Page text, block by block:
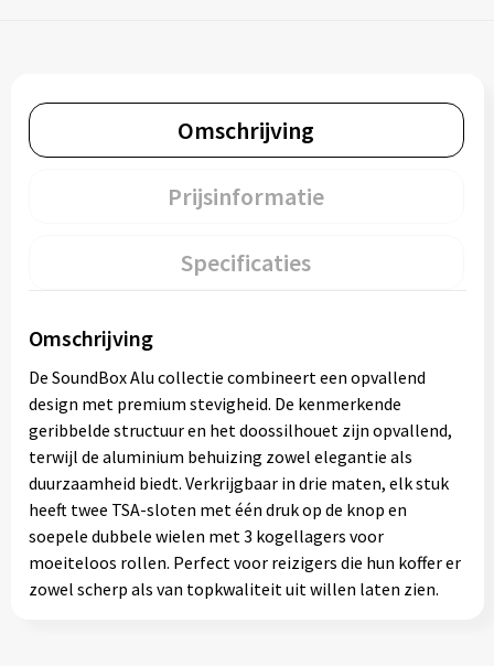
Omschrijving
Prijsinformatie
Specificaties
Omschrijving
De SoundBox Alu collectie combineert een opvallend
design met premium stevigheid. De kenmerkende
geribbelde structuur en het doossilhouet zijn opvallend,
terwijl de aluminium behuizing zowel elegantie als
duurzaamheid biedt. Verkrijgbaar in drie maten, elk stuk
heeft twee TSA-sloten met één druk op de knop en
soepele dubbele wielen met 3 kogellagers voor
moeiteloos rollen. Perfect voor reizigers die hun koffer er
zowel scherp als van topkwaliteit uit willen laten zien.